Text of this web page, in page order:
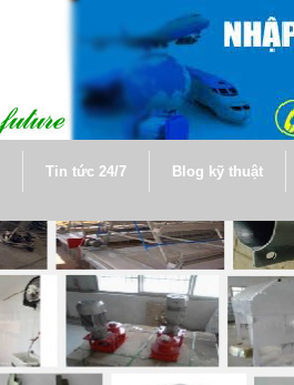
Tin tức 24/7 Blog kỹ thuật